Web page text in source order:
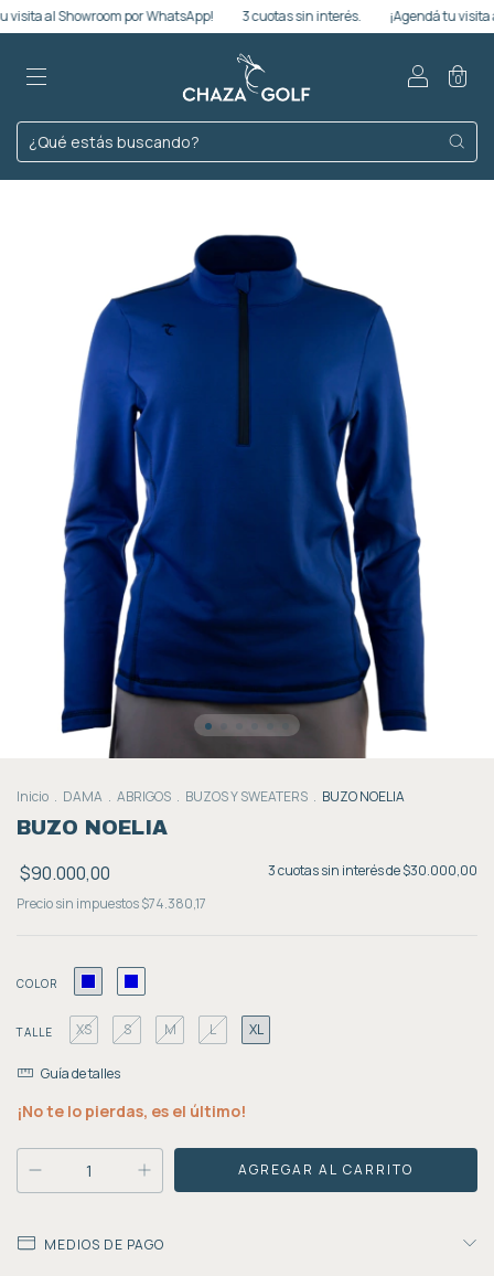
al Showroom por WhatsApp! 3 cuotas sin interés. ¡Agendá tu visita al
0
Inicio . DAMA . ABRIGOS . BUZOS Y SWEATERS . BUZO NOELIA
BUZO NOELIA
$90.000,00 3cuotas sin interés de$30.000,00
Precio sin impuestos$74.380,17
COLOR
TALLE XS S M L XL
Guía de talles
¡No te lo pierdas, es el último!
MEDIOS DE PAGO